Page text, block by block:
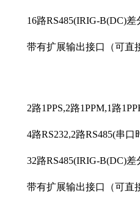
16路RS485(IRIG-B(DC)
带有扩展输出接口（可直
2路1PPS,2路1PPM,1路
4路RS232,2路RS485(串口
32路RS485(IRIG-B(DC)
带有扩展输出接口（可直